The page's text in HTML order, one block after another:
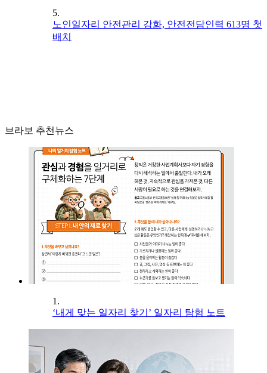
5.
노인일자리 안전관리 강화, 안전전담인력 613명 첫
배치
브라보 추천뉴스
1.
‘내게 맞는 일자리 찾기’ 일자리 탐험 노트